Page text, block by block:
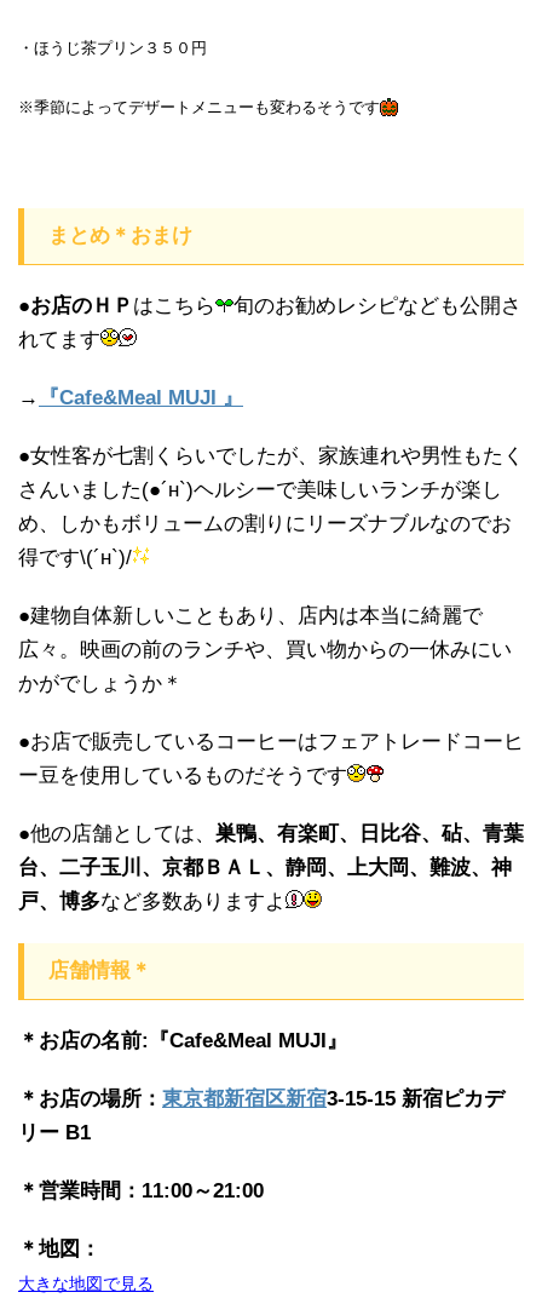
・ほうじ茶プリン３５０円
※季節によってデザートメニューも変わるそうです
まとめ＊おまけ
●お店のＨＰ はこちら
旬のお勧めレシピなども公開さ
れてます
→ 『Cafe&Meal MUJI 』
●女性客が七割くらいでしたが、家族連れや男性もたく
さんいました(●´н`)ヘルシーで美味しいランチが楽し
め、しかもボリュームの割りにリーズナブルなのでお
得です\(´н`)/
●建物自体新しいこともあり、店内は本当に綺麗で
広々。映画の前のランチや、買い物からの一休みにい
かがでしょうか＊
●お店で販売しているコーヒーはフェアトレードコーヒ
ー豆を使用しているものだそうです
●他の店舗としては、 巣鴨、有楽町、日比谷、砧、青葉
台、二子玉川、京都ＢＡＬ、静岡、上大岡、難波、神
戸、博多など多数ありますよ
店舗情報＊
＊お店の名前:『Cafe&Meal MUJI』
＊お店の場所： 東京都新宿区新宿3-15-15 新宿ピカデ
リー B1
＊営業時間：11:00～21:00
＊地図：
大きな地図で見る